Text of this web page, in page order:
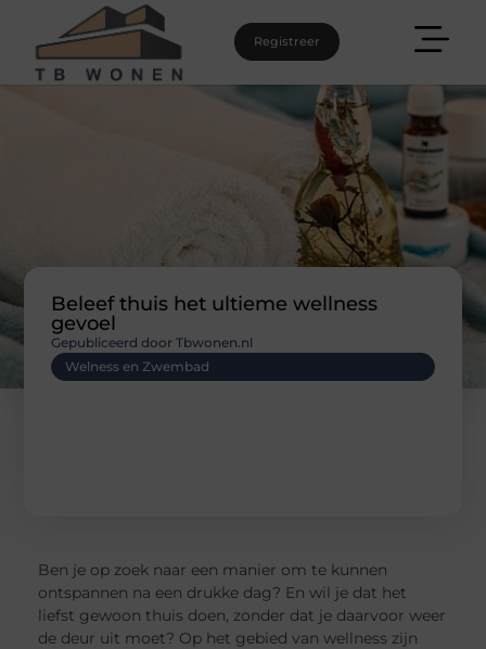
Registreer
Beleef thuis het ultieme wellness
gevoel
Welness en Zwembad
Gepubliceerd door Tbwonen.nl
Ben je op zoek naar een manier om te kunnen
ontspannen na een drukke dag? En wil je dat het
liefst gewoon thuis doen, zonder dat je daarvoor weer
de deur uit moet? Op het gebied van wellness zijn